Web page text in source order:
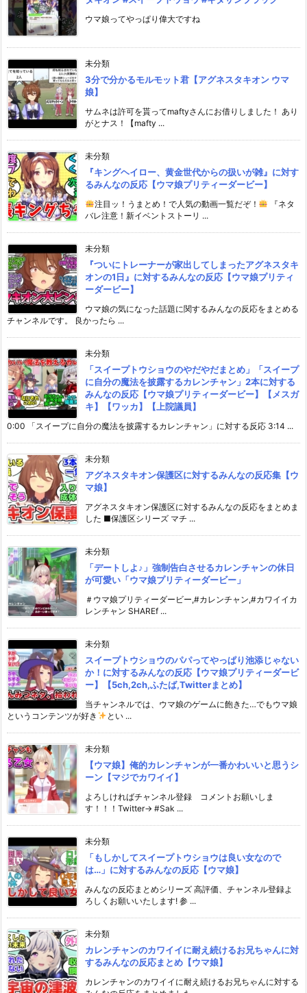
ウマ娘ってやっぱり偉大ですね
未分類
3分で分かるモルモット君【アグネスタキオン ウマ
娘】
サムネは許可を貰ってmaftyさんにお借りしました！ あり
がとナス！【mafty ...
未分類
『キングヘイロー、黄金世代からの扱いが雑』に対す
るみんなの反応【ウマ娘プリティーダービー】
注目ッ！うまとめ！で人気の動画一覧だぞ！
『ネタ
バレ注意！新イベントストーリ ...
未分類
『ついにトレーナーが家出してしまったアグネスタキ
オンの1日』に対するみんなの反応【ウマ娘プリティ
ーダービー】
ウマ娘の気になった話題に関するみんなの反応をまとめる
チャンネルです。 良かったら ...
未分類
「スイープトウショウのやだやだまとめ」「スイープ
に自分の魔法を披露するカレンチャン」2本に対する
みんなの反応【ウマ娘プリティーダービー】【メスガ
キ】【ワッカ】【上院議員】
0:00 「スイープに自分の魔法を披露するカレンチャン」に対する反応 3:14 ...
未分類
アグネスタキオン保護区に対するみんなの反応集【ウ
マ娘】
アグネスタキオン保護区に対するみんなの反応をまとめま
した ■保護区シリーズ マチ ...
未分類
「デートしよ♪」強制告白させるカレンチャンの休日
が可愛い「ウマ娘プリティーダービー」
＃ウマ娘プリティーダービー,#カレンチャン,#カワイイカ
レンチャン SHAREf ...
未分類
スイープトウショウのパパってやっぱり池添じゃない
か！に対するみんなの反応【ウマ娘プリティーダービ
ー】【5ch,2ch,ふたば,Twitterまとめ】
当チャンネルでは、ウマ娘のゲームに飽きた…でもウマ娘
というコンテンツが好き
とい ...
未分類
【ウマ娘】俺的カレンチャンが一番かわいいと思うシ
ーン【マジでカワイイ】
よろしければチャンネル登録 コメントお願いしま
す！！！Twitter→ #Sak ...
未分類
「もしかしてスイープトウショウは良い女なので
は…」に対するみんなの反応【ウマ娘】
みんなの反応まとめシリーズ 高評価、チャンネル登録よ
ろしくお願いいたします! 参 ...
未分類
カレンチャンのカワイイに耐え続けるお兄ちゃんに対
するみんなの反応まとめ【ウマ娘】
カレンチャンのカワイイに耐え続けるお兄ちゃんに対する